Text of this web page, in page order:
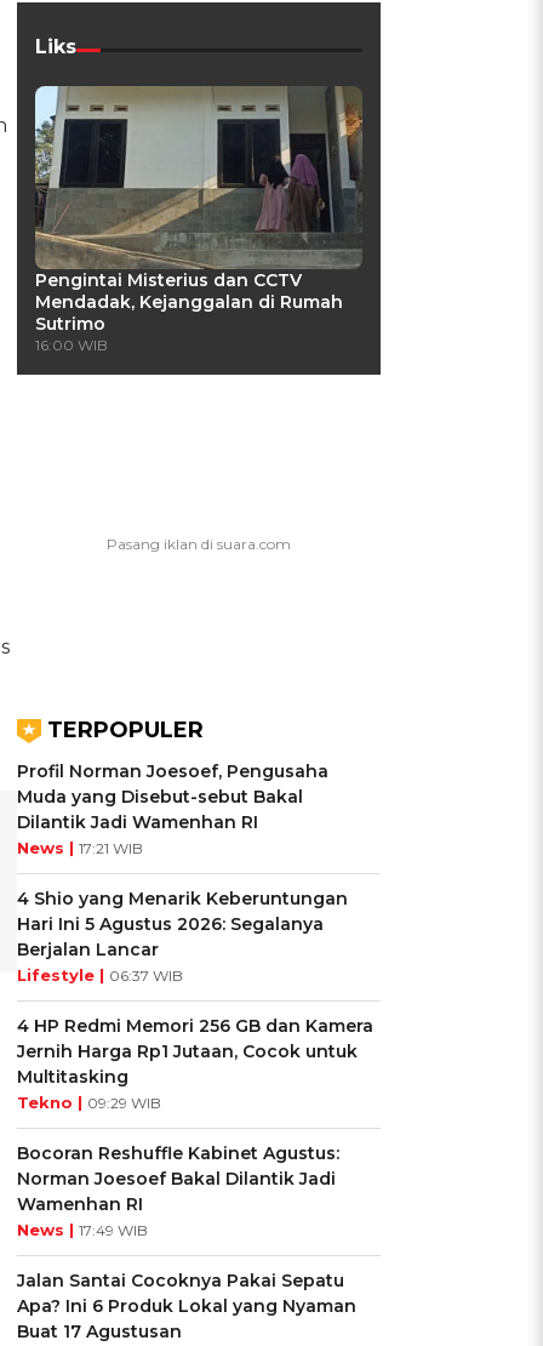
Liks
Pengintai Misterius dan CCTV
Mendadak, Kejanggalan di Rumah
Sutrimo
16:00 WIB
TERPOPULER
Profil Norman Joesoef, Pengusaha
Muda yang Disebut-sebut Bakal
Dilantik Jadi Wamenhan RI
News | 17:21 WIB
4 Shio yang Menarik Keberuntungan
Hari Ini 5 Agustus 2026: Segalanya
Berjalan Lancar
Lifestyle | 06:37 WIB
4 HP Redmi Memori 256 GB dan Kamera
Jernih Harga Rp1 Jutaan, Cocok untuk
Multitasking
Tekno | 09:29 WIB
Bocoran Reshuffle Kabinet Agustus:
Norman Joesoef Bakal Dilantik Jadi
Wamenhan RI
News | 17:49 WIB
Jalan Santai Cocoknya Pakai Sepatu
Apa? Ini 6 Produk Lokal yang Nyaman
Buat 17 Agustusan